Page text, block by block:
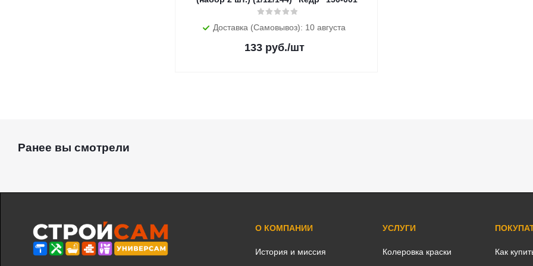
Доставка (Самовывоз): 10 августа
133 руб./шт
Ранее вы смотрели
О КОМПАНИИ
История и миссия
УСЛУГИ
Колеровка краски
Как